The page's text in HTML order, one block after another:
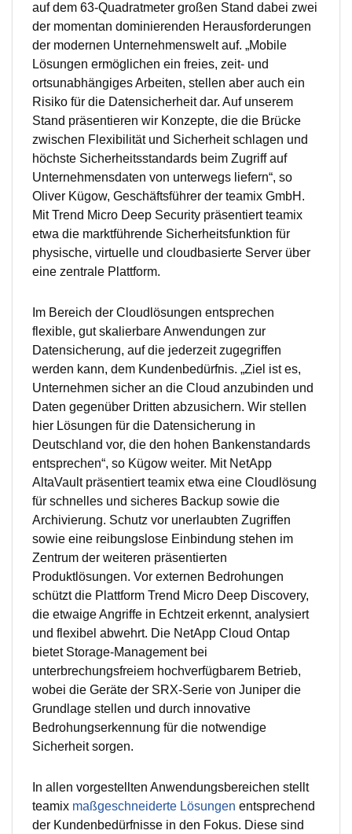
auf dem 63-Quadratmeter großen Stand dabei zwei
der momentan dominierenden Herausforderungen
der modernen Unternehmenswelt auf. „Mobile
Lösungen ermöglichen ein freies, zeit- und
ortsunabhängiges Arbeiten, stellen aber auch ein
Risiko für die Datensicherheit dar. Auf unserem
Stand präsentieren wir Konzepte, die die Brücke
zwischen Flexibilität und Sicherheit schlagen und
höchste Sicherheitsstandards beim Zugriff auf
Unternehmensdaten von unterwegs liefern“, so
Oliver Kügow, Geschäftsführer der teamix GmbH.
Mit Trend Micro Deep Security präsentiert teamix
etwa die marktführende Sicherheitsfunktion für
physische, virtuelle und cloudbasierte Server über
eine zentrale Plattform.
Im Bereich der Cloudlösungen entsprechen
flexible, gut skalierbare Anwendungen zur
Datensicherung, auf die jederzeit zugegriffen
werden kann, dem Kundenbedürfnis. „Ziel ist es,
Unternehmen sicher an die Cloud anzubinden und
Daten gegenüber Dritten abzusichern. Wir stellen
hier Lösungen für die Datensicherung in
Deutschland vor, die den hohen Bankenstandards
entsprechen“, so Kügow weiter. Mit NetApp
AltaVault präsentiert teamix etwa eine Cloudlösung
für schnelles und sicheres Backup sowie die
Archivierung. Schutz vor unerlaubten Zugriffen
sowie eine reibungslose Einbindung stehen im
Zentrum der weiteren präsentierten
Produktlösungen. Vor externen Bedrohungen
schützt die Plattform Trend Micro Deep Discovery,
die etwaige Angriffe in Echtzeit erkennt, analysiert
und flexibel abwehrt. Die NetApp Cloud Ontap
bietet Storage-Management bei
unterbrechungsfreiem hochverfügbarem Betrieb,
wobei die Geräte der SRX-Serie von Juniper die
Grundlage stellen und durch innovative
Bedrohungserkennung für die notwendige
Sicherheit sorgen.
In allen vorgestellten Anwendungsbereichen stellt
teamix maßgeschneiderte Lösungen entsprechend
der Kundenbedürfnisse in den Fokus. Diese sind